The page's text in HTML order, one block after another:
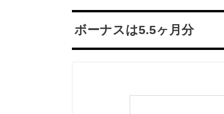
ボーナスは5.5ヶ月分